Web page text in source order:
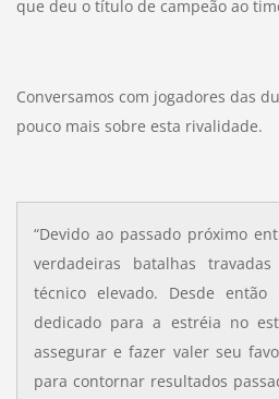
que deu o título de campeão ao
Conversamos com jogadores das
pouco mais sobre esta rivalidade.
“Devido ao passado próximo
verdadeiras batalhas
técnico elevado. Desde
dedicado para a estréia no
assegurar e fazer valer seu
para contornar resultados